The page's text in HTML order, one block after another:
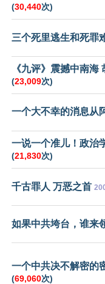
(30,440次)
三个死里逃生和死罪
《九评》震撼中南
(23,009次)
一个大不幸的消息从
一说一个准儿！政治
(21,830次)
千古罪人 万恶之首
如果中共垮台，谁来
一个中共决不解密的
(69,060次)